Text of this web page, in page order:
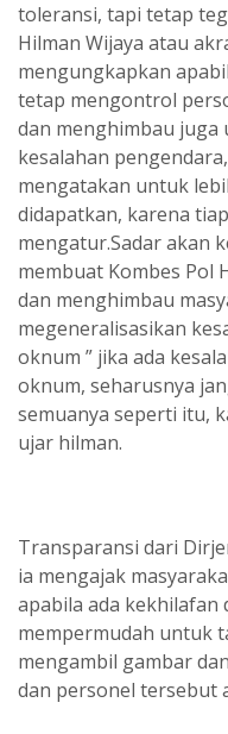
toleransi, tapi tetap
Hilman Wijaya atau
mengungkapkan
tetap mengontrol
dan menghimbau juga
kesalahan
mengatakan untuk
didapatkan, karena
mengatur.Sadar akan
membuat Kombes Pol
dan menghimbau
megeneralisasikan
oknum ” jika ada
oknum, seharusnya
semuanya seperti itu,
ujar hilman.
Transparansi dari
ia mengajak
apabila ada kekhilafan
mempermudah untuk
mengambil gambar
dan personel tersebut